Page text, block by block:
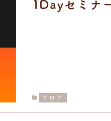
1Dayセミナ
ブログ